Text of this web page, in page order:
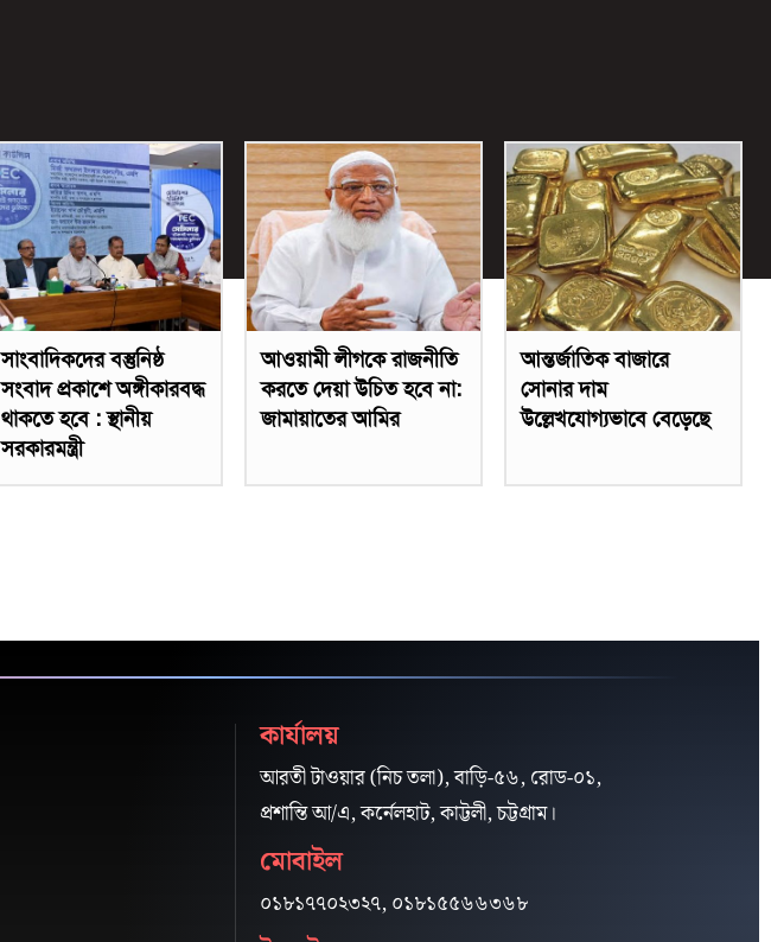
সাংবাদিকদের বস্তুনিষ্ঠ
সংবাদ প্রকাশে অঙ্গীকারবদ্ধ
থাকতে হবে : স্থানীয়
সরকারমন্ত্রী
আওয়ামী লীগকে রাজনীতি
করতে দেয়া উচিত হবে না:
জামায়াতের আমির
আন্তর্জাতিক বাজারে
সোনার দাম
উল্লেখযোগ্যভাবে বেড়েছে
কার্যালয়
আরতী টাওয়ার (নিচ তলা), বাড়ি-৫৬, রোড-০১,
প্রশান্তি আ/এ, কর্নেলহাট, কাট্টলী, চট্টগ্রাম।
মোবাইল
০১৮১৭৭০২৩২৭, ০১৮১৫৫৬৬৩৬৮